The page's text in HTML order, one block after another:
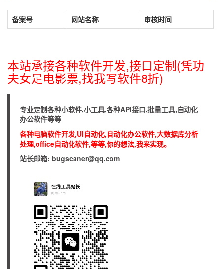
备案号 网站名称 审核时间
本站承接各种软件开发,接口定制(凭功
夫女足电影票,找我写软件8折)
专业定制各种小软件,小工具,各种API接口,批量工具,自动化
办公软件等等
各种电脑软件开发,UI自动化,自动化办公软件,大数据库分析
处理,office自动化软件,等等,你的想法,我来实现。
站长邮箱: bugscaner@qq.com